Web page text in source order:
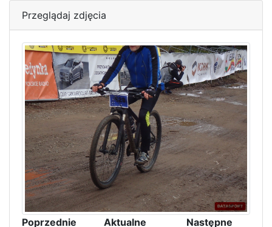
Przeglądaj zdjęcia
Poprzednie Aktualne Następne